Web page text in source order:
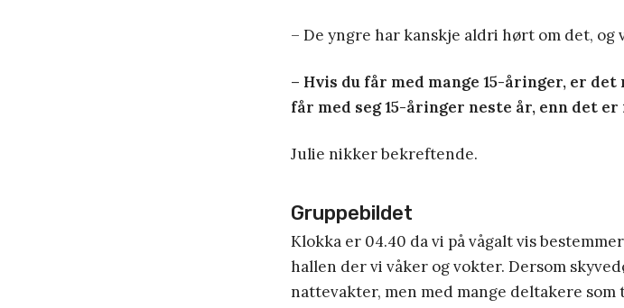
– De yngre har kanskje aldri hørt om det, og
– Hvis du får med mange 15-åringer, er
får med seg 15-åringer neste år, enn det
Julie nikker bekreftende.
Gruppebildet
Klokka er 04.40 da vi på vågalt vis
hallen der vi våker og vokter. Dersom
nattevakter, men med mange deltakere